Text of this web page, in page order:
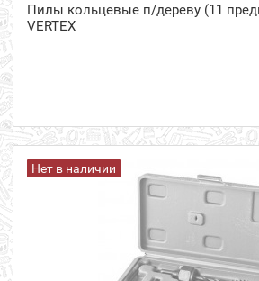
Пилы кольцевые п/дереву (11
VERTEX
Нет в наличии